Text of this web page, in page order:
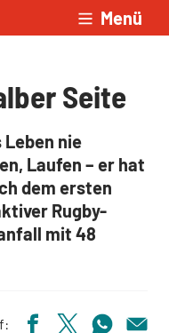
Menü
Seite
Leben nie
Laufen – er hat
dem ersten
Rugby-
mit 48